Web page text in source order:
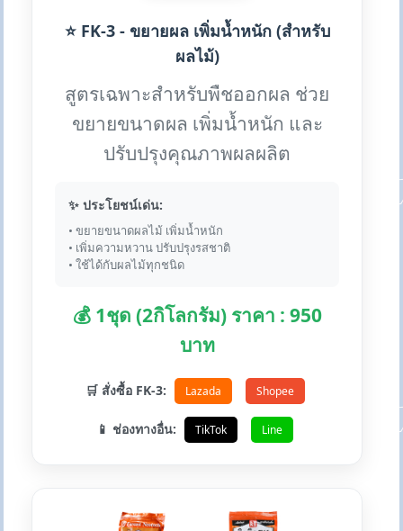
⭐ FK-3 - ขยายผล เพิ่มน้ำหนัก (สำหรับ
ผลไม้)
สูตรเฉพาะสำหรับพืชออกผล ช่วย
ขยายขนาดผล เพิ่มน้ำหนัก และ
ปรับปรุงคุณภาพผลผลิต
✨ ประโยชน์เด่น:
• ขยายขนาดผลไม้ เพิ่มน้ำหนัก
• เพิ่มความหวาน ปรับปรุงรสชาติ
• ใช้ได้กับผลไม้ทุกชนิด
💰 1ชุด (2กิโลกรัม) ราคา : 950
บาท
🛒 สั่งซื้อ FK-3: Lazada Shopee
📱 ช่องทางอื่น: TikTok Line